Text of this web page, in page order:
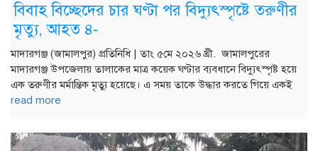
বিবাহ বিচ্ছেদের চার ঘণ্টা পর বিদ্যুৎস্পৃষ্টে তরুণীর
মৃত্যু, আহত ৪-
মাদারগঞ্জ (জামালপুর) প্রতিনিধি | তাং ৫মে ২০২৬ খ্রী. জামালপুরের
মাদারগঞ্জ উপজেলায় তালাকের মাত্র কয়েক ঘণ্টার ব্যবধানে বিদ্যুৎস্পৃষ্ট হয়ে
এক তরুণীর মর্মান্তিক মৃত্যু হয়েছে। এ সময় তাকে উদ্ধার করতে গিয়ে একই
read more